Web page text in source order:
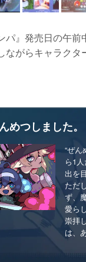
パ』発売日の午
ながらキャラク
めつしました。
“ぜ
ら1
出を
ただ
ず、
愛ら
崇拝
は、